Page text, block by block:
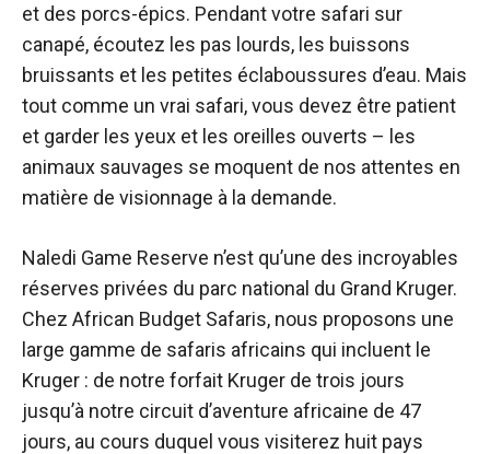
et des porcs-épics. Pendant votre safari sur
canapé, écoutez les pas lourds, les buissons
bruissants et les petites éclaboussures d’eau. Mais
tout comme un vrai safari, vous devez être patient
et garder les yeux et les oreilles ouverts – les
animaux sauvages se moquent de nos attentes en
matière de visionnage à la demande.
Naledi Game Reserve n’est qu’une des incroyables
réserves privées du parc national du Grand Kruger.
Chez African Budget Safaris, nous proposons une
large gamme de safaris africains qui incluent le
Kruger : de notre forfait Kruger de trois jours
jusqu’à notre circuit d’aventure africaine de 47
jours, au cours duquel vous visiterez huit pays